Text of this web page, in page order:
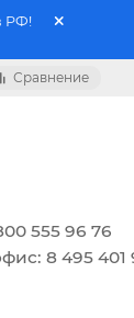
РФ!
Сравнение
555 96 76
8 495 401